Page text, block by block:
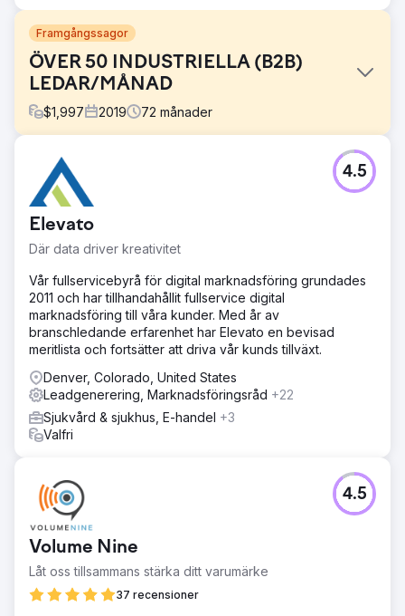
Framgångssagor
ÖVER 50 INDUSTRIELLA (B2B)
LEDAR/MÅNAD
$1,997 2019 72 månader
Utmaning
Försäljnings- och uthyrningsföretaget för gaffeltruckar
fick inga kvalitetspoäng från det stora
marknadsföringsföretaget det arbetade med.
Vi byggde en ny WordPress-webbplats för dem och
lanserade SEO och Google Ads.
Resultat
Vi levererar konsekvent 50+ kvalitetspoäng per månad
från industrikunder som behöver köpa och serva
gaffeltruckar för sina företag. Kundens organiska
webbplatstrafik gick från praktiskt taget ingenting till över
500 besök per månad från deras lokala marknad i Denver
metro och Colorado Springs.
Elevato
Där data driver kreativitet
4.5
Vår fullservicebyrå för digital marknadsföring grundades
2011 och har tillhandahållit fullservice digital
marknadsföring till våra kunder. Med år av
branschledande erfarenhet har Elevato en bevisad
meritlista och fortsätter att driva vår kunds tillväxt.
Denver, Colorado, United States
Leadgenerering, Marknadsföringsråd +22
Sjukvård & sjukhus, E-handel +3
Valfri
Volume Nine
Låt oss tillsammans stärka ditt varumärke
37 recensioner
4.5